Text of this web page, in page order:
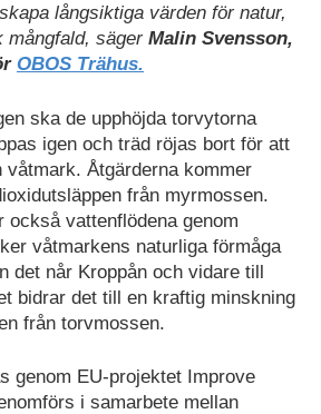
långsiktiga värden för natur,
mångfald, säger Malin Svensson,
OBOS Trähus.
ska de upphöjda torvytorna
igen och träd röjas bort för att
våtmark. Åtgärderna kommer
från myrmossen.
också vattenflödena genom
våtmarkens naturliga förmåga
det når Kroppån och vidare till
bidrar det till en kraftig minskning
från torvmossen.
genom EU-projektet Improve
i samarbete mellan